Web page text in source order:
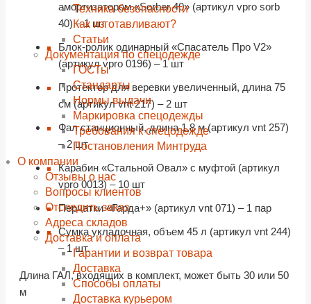
Техника безопасности
Как изготавливают?
Статьи
Документация по спецодежде
ГОСТы
Cтандарты
Нормы выдачи
Маркировка спецодежды
Требования к спецодежде
Постановления Минтруда
О компании
Отзывы о нас
Вопросы клиентов
Отследить заказ
Адреса складов
Доставка и оплата
Гарантии и возврат товара
Доставка
Способы оплаты
Доставка курьером
амортизатором «Sorber 40» (артикул vpro sorb
40) – 1 шт
Блок-ролик одинарный «Спасатель Про V2»
(артикул vpro 0196) – 1 шт
Протектор для веревки увеличенный, длина 75
см (артикул vnt 217) – 2 шт
Фал станционный, длина 1,8 м (артикул vnt 257)
– 2 шт
Карабин «Стальной Овал» с муфтой (артикул
vpro 0013) – 10 шт
Перчатки «Гарда+» (артикул vnt 071) – 1 пар
Сумка укладочная, объем 45 л (артикул vnt 244)
– 1 шт.
Длина ГАЛ, входящих в комплект, может быть 30 или 50
м